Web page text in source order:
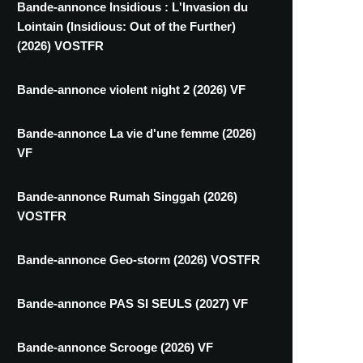
Bande-annonce Insidious : L'Invasion du
Lointain (Insidious: Out of the Further)
(2026) VOSTFR
Bande-annonce violent night 2 (2026) VF
Bande-annonce La vie d'une femme (2026)
VF
Bande-annonce Rumah Singgah (2026)
VOSTFR
Bande-annonce Geo-storm (2026) VOSTFR
Bande-annonce PAS SI SEULS (2027) VF
Bande-annonce Scrooge (2026) VF